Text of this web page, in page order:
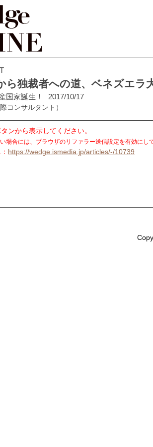
ら独裁者への道、ベネズエラ
家誕生！ 2017/10/17
コンサルタント）
ンから表示してください。
場合には、ブラウザのリファラー送信設定を有効にし
https://wedge.ismedia.jp/articles/-/10739